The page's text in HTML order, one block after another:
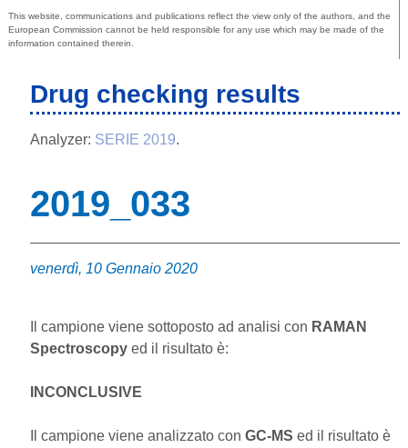
This website, communications and publications reflect the view only of the authors, and the
European Commission cannot be held responsible for any use which may be made of the
information contained therein.
Drug checking results
Analyzer: SERIE 2019.
2019_033
venerdì, 10 Gennaio 2020
Il campione viene sottoposto ad analisi con RAMAN
Spectroscopyed il risultato è:
INCONCLUSIVE
Il campione viene analizzato con GC-MS ed il risultato è